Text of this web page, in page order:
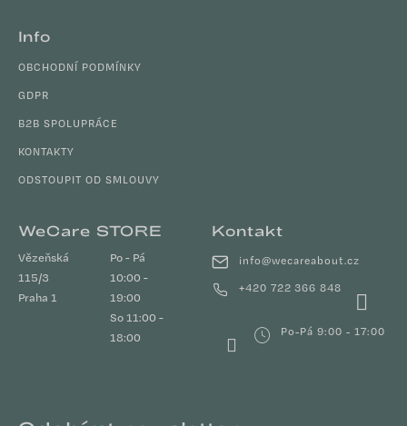
Info
OBCHODNÍ PODMÍNKY
GDPR
B2B SPOLUPRÁCE
KONTAKTY
ODSTOUPIT OD SMLOUVY
WeCare STORE
Vězeňská
115/3
Praha 1
Po - Pá
10:00 -
19:00
So 11:00 -
18:00
Kontakt
info@wecareabout.cz
+420 722 366 848
Po-Pá 9:00 - 17:00